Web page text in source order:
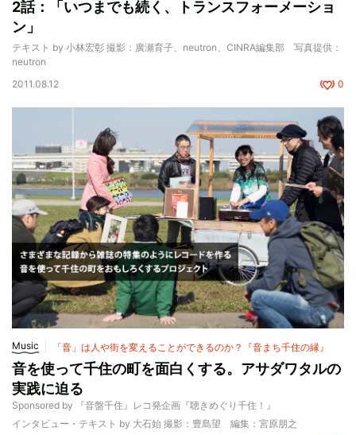
2話：「いつまでも続く、トランスフォーメーショ
ン」
テキスト by 小林宏彰 撮影：廣瀬育子、neutron、CINRA編集部 写真提供：
neutron
2011.08.12
0
Music 「音」は人や街を変えることができるのか？『音まち千住の縁』
音を使って千住の町を面白くする。アサダワタルの
実践に迫る
Sponsored by 『音盤千住』レコ発企画『聴きめぐり千住！』
インタビュー・テキスト by 大石始 撮影：豊島望 編集：宮原朋之